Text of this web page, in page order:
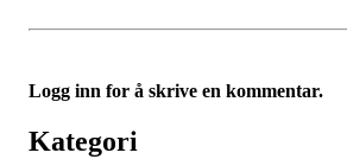
Logg inn for å skrive en kommentar.
Kategori